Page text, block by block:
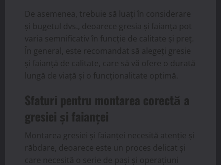
De asemenea, trebuie să luați în considerare
și bugetul dvs., deoarece gresia și faianța pot
varia semnificativ în funcție de calitate și preț.
În general, este recomandat să alegeți gresie
și faianță de calitate, care să vă ofere o durată
lungă de viață și o funcționalitate optimă.
Sfaturi pentru montarea corectă a
gresiei și faianței
Montarea gresiei și faianței necesită atenție și
răbdare, deoarece este un proces delicat și
care necesită o serie de pași și operațiuni